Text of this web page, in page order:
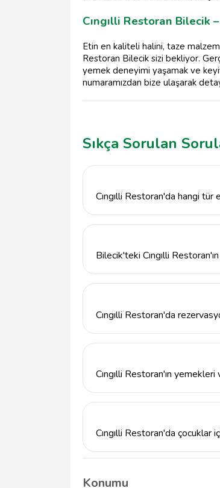
Cıngılli Restoran
Etin en kaliteli halini, taze
Restoran Bilecik sizi bekliyor.
yemek deneyimi yaşamak ve
numaramızdan bize ulaşarak
Sıkça Sorulan
Cıngılli Restoran'da hangi
Bilecik'teki Cıngılli
Cıngılli Restoran'da
Cıngılli Restoran'ın
Cıngılli Restoran'da çocuklar
Evet, Cıngılli Restoran'da
Konumu